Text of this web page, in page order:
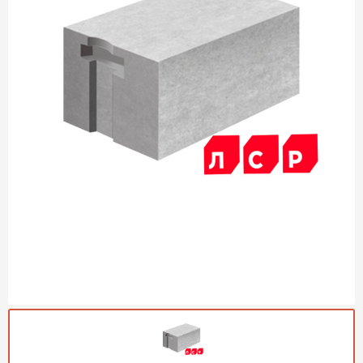
Газобетон (ЕвроАэроБетон)
Газосиликат
Газобетон ЛСР
Газобетон Poritep
Газобетон ВКБлок